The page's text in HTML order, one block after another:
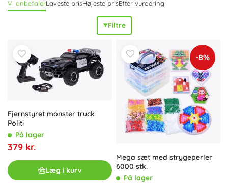
Vi anbefalerLaveste prisHøjeste prisEfter vurdering
Filtre
Fjernstyret monster truck
Politi
På lager
379 kr.
Læg i kurv
-8%
Mega sæt med strygeperler
6000 stk.
På lager